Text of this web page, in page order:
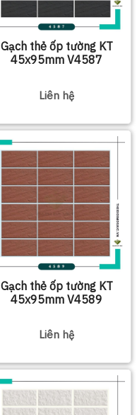
Gạch thẻ ốp tường KT
45x95mm V4587
Liên hệ
Gạch thẻ ốp tường KT
45x95mm V4589
Liên hệ